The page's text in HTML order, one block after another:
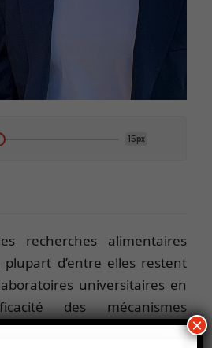
15px
recherches alimentaires
d’entre elles restent
universitaires en
des mécanismes
de technologie.
×